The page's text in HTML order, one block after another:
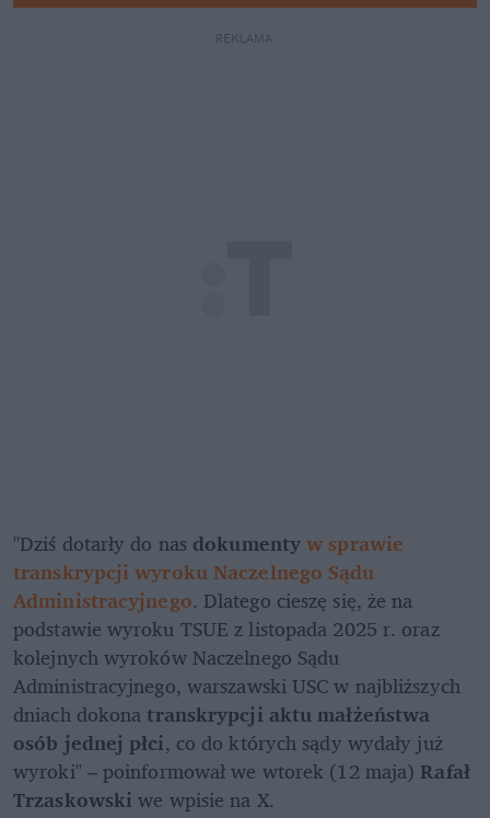
REKLAMA
"Dziś dotarły do nas dokumenty w sprawie
transkrypcji wyroku Naczelnego Sądu
Administracyjnego. Dlatego cieszę się, że na
podstawie wyroku TSUE z listopada 2025 r. oraz
kolejnych wyroków Naczelnego Sądu
Administracyjnego, warszawski USC w najbliższych
dniach dokona transkrypcji aktu małżeństwa
osób jednej płci, co do których sądy wydały już
wyroki" – poinformował we wtorek (12 maja) Rafał
Trzaskowski we wpisie na X.